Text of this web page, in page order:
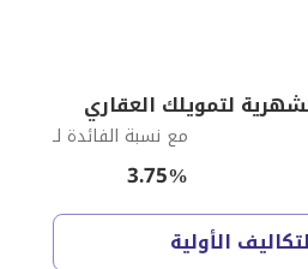
لتمويلك العقاري
مع نسبة الفائدة لـ
3.75%
الأولية